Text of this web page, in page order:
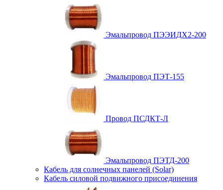
Эмальпровод ПЭЭИДХ2-200
Эмальпровод ПЭТ-155
Провод ПСДКТ-Л
Эмальпровод ПЭТД-200
Кабель для солнечных панелей (Solar)
Кабель силовой подвижного присоединения